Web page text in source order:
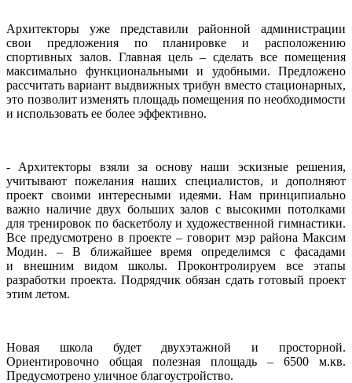
Архитекторы уже представили районной администрации
свои предложения по планировке и расположению
спортивных залов. Главная цель – сделать все помещения
максимально функциональными и удобными. Предложено
рассчитать вариант выдвижных трибун вместо стационарных,
это позволит изменять площадь помещения по необходимости
и использовать ее более эффективно.
- Архитекторы взяли за основу наши эскизные решения,
учитывают пожелания наших специалистов, и дополняют
проект своими интересными идеями. Нам принципиально
важно наличие двух больших залов с высокими потолками
для тренировок по баскетболу и художественной гимнастики.
Все предусмотрено в проекте – говорит мэр района Максим
Модин. – В ближайшее время определимся с фасадами
и внешним видом школы. Проконтролируем все этапы
разработки проекта. Подрядчик обязан сдать готовый проект
этим летом.
Новая школа будет двухэтажной и просторной.
Ориентировочно общая полезная площадь – 6500 м.кв.
Предусмотрено уличное благоустройство.